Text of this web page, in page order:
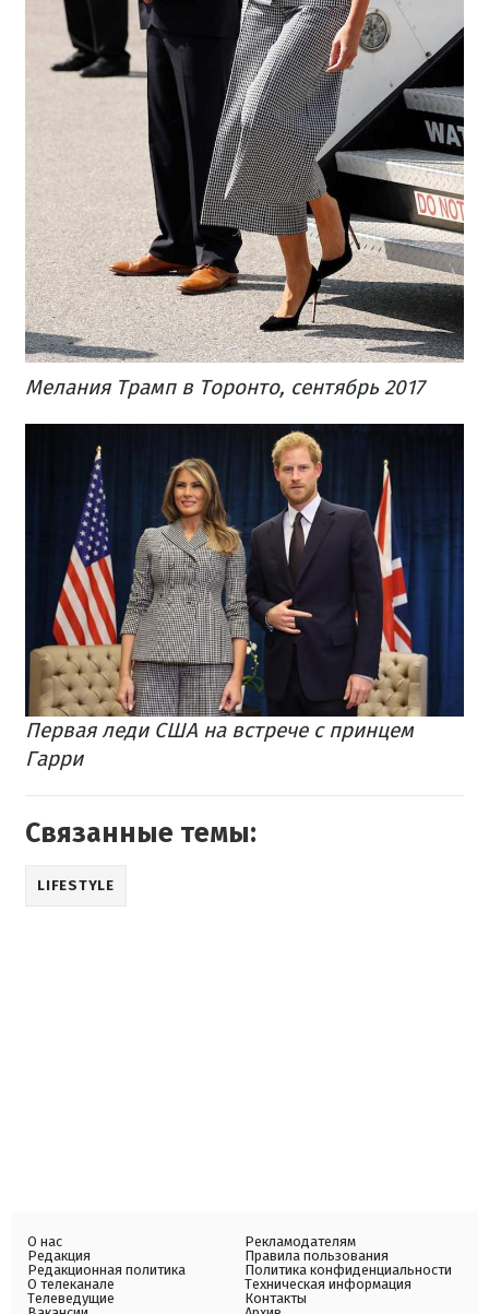
Мелания Трамп в Торонто, сентябрь 2017
Первая леди США на встрече с принцем
Гарри
Связанные темы:
LIFESTYLE
О нас
Редакция
Редакционная политика
О телеканале
Телеведущие
Рекламодателям
Правила пользования
Политика конфиденциальности
Техническая информация
Контакты